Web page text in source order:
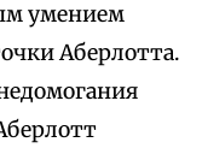
умением
Аберлотта.